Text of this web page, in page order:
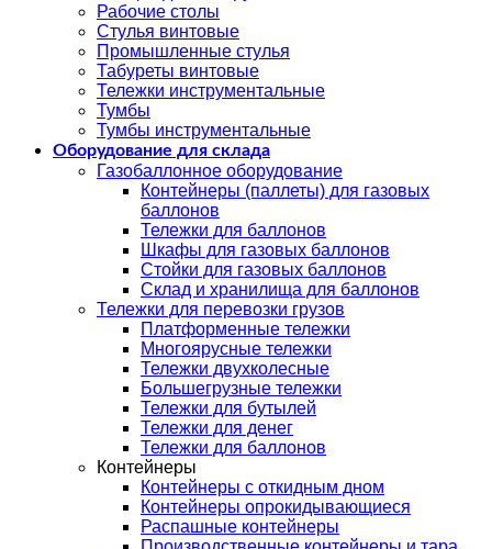
Рабочие столы
Стулья винтовые
Промышленные стулья
Табуреты винтовые
Тележки инструментальные
Тумбы
Тумбы инструментальные
Оборудование для склада
Газобаллонное оборудование
Контейнеры (паллеты) для газовых
баллонов
Тележки для баллонов
Шкафы для газовых баллонов
Стойки для газовых баллонов
Склад и хранилища для баллонов
Тележки для перевозки грузов
Платформенные тележки
Многоярусные тележки
Тележки двухколесные
Большегрузные тележки
Тележки для бутылей
Тележки для денег
Тележки для баллонов
Контейнеры
Контейнеры с откидным дном
Контейнеры опрокидывающиеся
Распашные контейнеры